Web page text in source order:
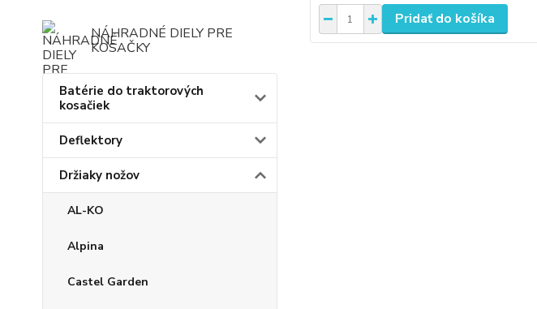
NÁHRADNÉ DIELY PRE
KOSAČKY
Batérie do traktorových
kosačiek
Deflektory
Držiaky nožov
AL-KO
Alpina
Castel Garden
Pridať do košíka